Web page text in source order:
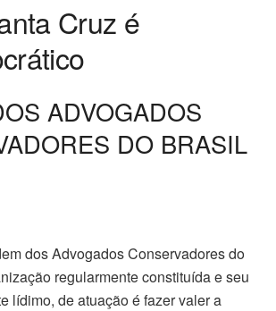
Cruz é
ADVOGADOS
DO BRASIL
dos Advogados Conservadores do
regularmente constituída e seu
lídimo, de atuação é fazer valer a